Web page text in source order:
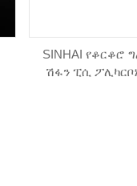
SINHAI የቆርቆሮ
ሽፋን ፒሲ